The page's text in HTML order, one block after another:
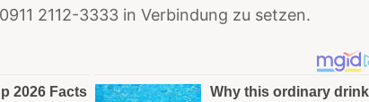
2112-3333 in Verbindung zu setzen.